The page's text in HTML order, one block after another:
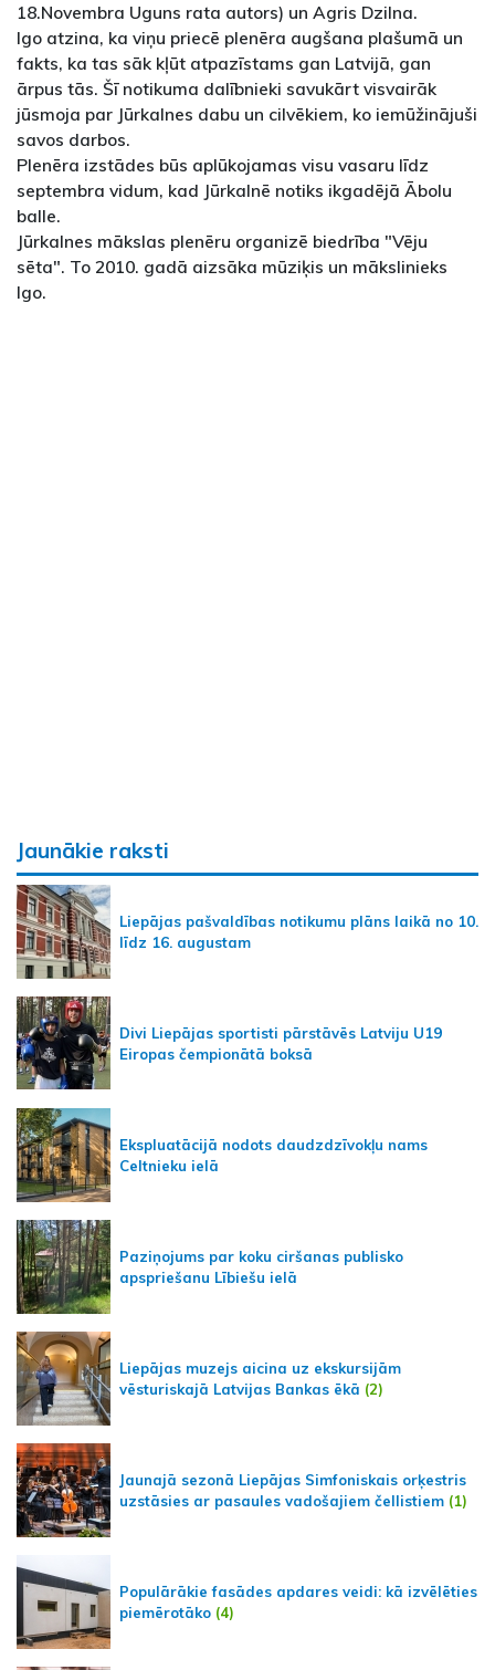
18.Novembra Uguns rata autors) un Agris Dzilna.
Igo atzina, ka viņu priecē plenēra augšana plašumā un
fakts, ka tas sāk kļūt atpazīstams gan Latvijā, gan
ārpus tās. Šī notikuma dalībnieki savukārt visvairāk
jūsmoja par Jūrkalnes dabu un cilvēkiem, ko iemūžinājuši
savos darbos.
Plenēra izstādes būs aplūkojamas visu vasaru līdz
septembra vidum, kad Jūrkalnē notiks ikgadējā Ābolu
balle.
Jūrkalnes mākslas plenēru organizē biedrība "Vēju
sēta". To 2010. gadā aizsāka mūziķis un mākslinieks
Igo.
Jaunākie raksti
Liepājas pašvaldības notikumu plāns laikā no 10.
līdz 16. augustam
Divi Liepājas sportisti pārstāvēs Latviju U19
Eiropas čempionātā boksā
Ekspluatācijā nodots daudzdzīvokļu nams
Celtnieku ielā
Paziņojums par koku ciršanas publisko
apspriešanu Lībiešu ielā
Liepājas muzejs aicina uz ekskursijām
vēsturiskajā Latvijas Bankas ēkā (2)
Jaunajā sezonā Liepājas Simfoniskais orķestris
uzstāsies ar pasaules vadošajiem čellistiem (1)
Populārākie fasādes apdares veidi: kā izvēlēties
piemērotāko (4)